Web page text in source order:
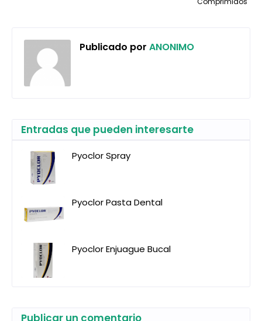
Publicado por ANONIMO
Entradas que pueden interesarte
Pyoclor Spray
Pyoclor Pasta Dental
Pyoclor Enjuague Bucal